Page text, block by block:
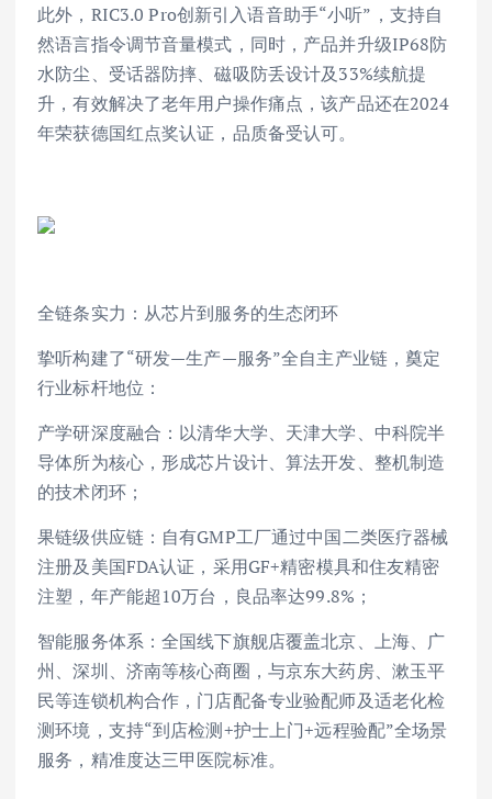
此外，RIC3.0 Pro创新引入语音助手“小听”，支持自
然语言指令调节音量模式，同时，产品并升级IP68防
水防尘、受话器防摔、磁吸防丢设计及33%续航提
升，有效解决了老年用户操作痛点，该产品还在2024
年荣获德国红点奖认证，品质备受认可。
全链条实力：从芯片到服务的生态闭环
挚听构建了“研发—生产—服务”全自主产业链，奠定
行业标杆地位：
产学研深度融合：以清华大学、天津大学、中科院半
导体所为核心，形成芯片设计、算法开发、整机制造
的技术闭环；
果链级供应链：自有GMP工厂通过中国二类医疗器械
注册及美国FDA认证，采用GF+精密模具和住友精密
注塑，年产能超10万台，良品率达99.8%；
智能服务体系：全国线下旗舰店覆盖北京、上海、广
州、深圳、济南等核心商圈，与京东大药房、漱玉平
民等连锁机构合作，门店配备专业验配师及适老化检
测环境，支持“到店检测+护士上门+远程验配”全场景
服务，精准度达三甲医院标准。